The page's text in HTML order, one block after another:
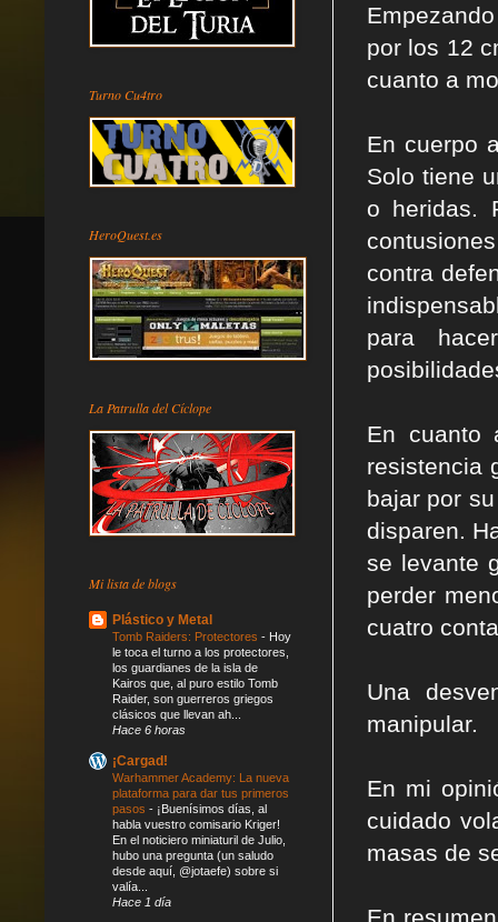
por los 12
cuanto a
En cuerpo
Solo tiene
o heridas.
contra
para
En cuanto
resistencia
bajar por
disparen.
se levante
perder
cuatro
Una
manipular.
En mi
cuidado
masas de
En
Turno Cu4tro
HeroQuest.es
La Patrulla del Cíclope
Mi lista de blogs
Plástico y Metal
Tomb Raiders: Protectores - Hoy
le toca el turno a los protectores,
los guardianes de la isla de
Kairos que, al puro estilo Tomb
Raider, son guerreros griegos
clásicos que llevan ah...
Hace 6 horas
¡Cargad!
Warhammer Academy: La nueva
plataforma para dar tus primeros
pasos - ¡Buenísimos días, al
habla vuestro comisario Kriger!
En el noticiero miniaturil de Julio,
hubo una pregunta (un saludo
desde aquí, @jotaefe) sobre si
valía...
Hace 1 día